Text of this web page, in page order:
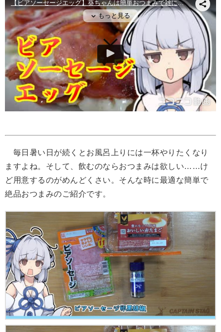
毎日暑い日が続くとお風呂上りには一杯やりたくなり
ますよね。そして、飲むのならおつまみは欲しい……け
ど用意するのがめんどくさい。そんな時に最適な簡単で
絶品おつまみのご紹介です。